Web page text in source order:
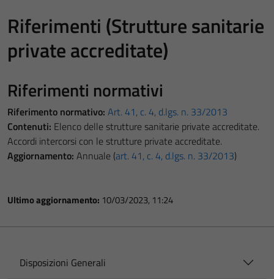
Riferimenti (Strutture sanitarie
private accreditate)
Riferimenti normativi
Riferimento normativo: Art. 41, c. 4, d.lgs. n. 33/2013
Contenuti: Elenco delle strutture sanitarie private accreditate.
Accordi intercorsi con le strutture private accreditate.
Aggiornamento: Annuale (art. 41, c. 4, d.lgs. n. 33/2013)
Ultimo aggiornamento: 10/03/2023, 11:24
Disposizioni Generali